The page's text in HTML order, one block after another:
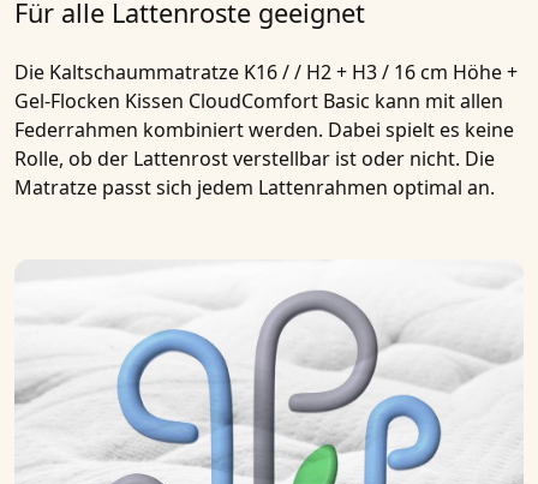
Für alle Lattenroste geeignet
Die Kaltschaummatratze K16 / / H2 + H3 / 16 cm Höhe +
Gel-Flocken Kissen CloudComfort Basic kann mit allen
Federrahmen kombiniert werden. Dabei spielt es keine
Rolle, ob der Lattenrost verstellbar ist oder nicht. Die
Matratze passt sich jedem Lattenrahmen optimal an.